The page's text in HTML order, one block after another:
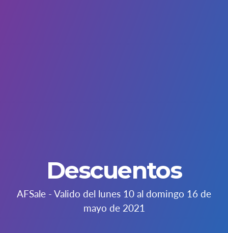
Descuentos
AFSale - Valido del lunes 10 al domingo 16 de
mayo de 2021